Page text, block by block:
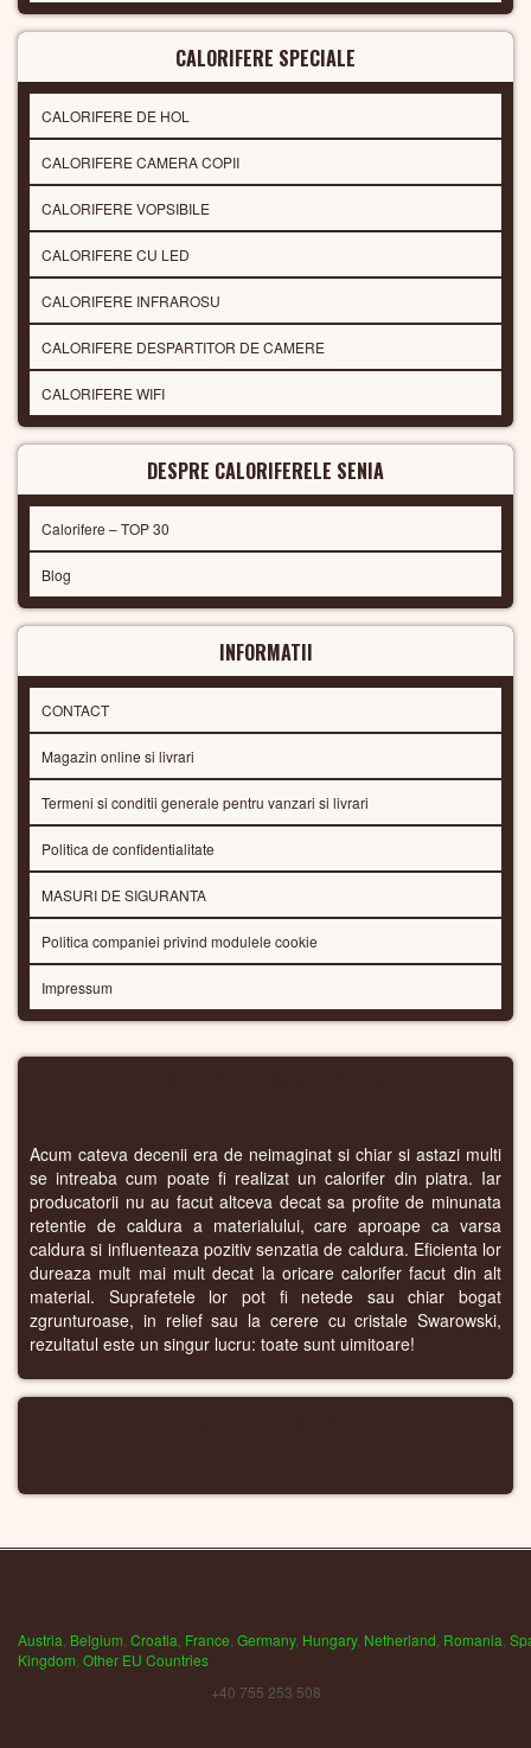
CALORIFERE SPECIALE
CALORIFERE DE HOL
CALORIFERE CAMERA COPII
CALORIFERE VOPSIBILE
CALORIFERE CU LED
CALORIFERE INFRAROSU
CALORIFERE DESPARTITOR DE CAMERE
CALORIFERE WIFI
DESPRE CALORIFERELE SENIA
Calorifere – TOP 30
Blog
INFORMATII
CONTACT
Magazin online si livrari
Termeni si conditii generale pentru vanzari si livrari
Politica de confidentialitate
MASURI DE SIGURANTA
Politica companiei privind modulele cookie
Impressum
Acum cateva decenii era de neimaginat si chiar si astazi multi
se intreaba cum poate fi realizat un calorifer din piatra. Iar
producatorii nu au facut altceva decat sa profite de minunata
retentie de caldura a materialului, care aproape ca varsa
caldura si influenteaza pozitiv senzatia de caldura. Eficienta lor
dureaza mult mai mult decat la oricare calorifer facut din alt
material. Suprafetele lor pot fi netede sau chiar bogat
zgrunturoase, in relief sau la cerere cu cristale Swarowski,
rezultatul este un singur lucru: toate sunt uimitoare!
Austria Belgium Croatia France Germany, Hungary, Netherland Romania
Kingdom Other EU Countries
+40 755 253 508